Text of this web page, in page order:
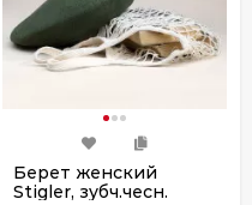
Берет женский
Stigler, зубч.чесн.